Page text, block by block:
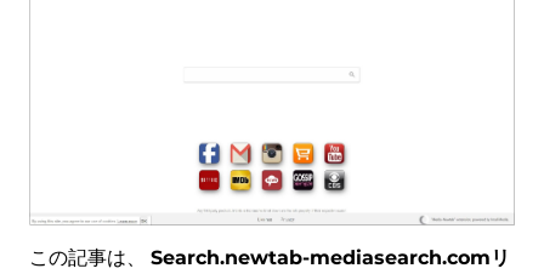
この記事は、 Search.newtab-mediasearch.comリ